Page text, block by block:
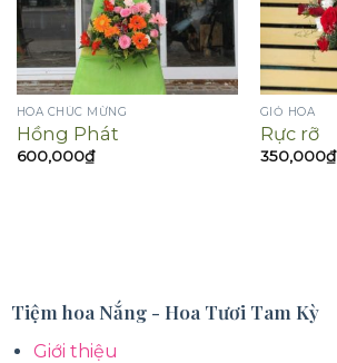
HOA CHÚC MỪNG
Hồng Phát
600,000₫
GIỎ HOA
Rực rỡ
350,000₫
Tiệm hoa Nắng - Hoa Tươi Tam Kỳ
Giới thiệu